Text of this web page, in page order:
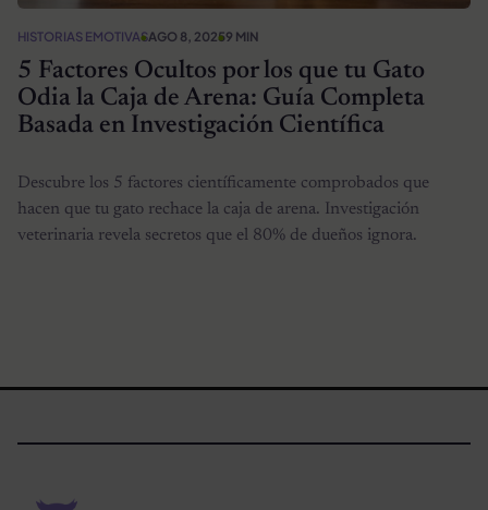
HISTORIAS EMOTIVASAGO 8, 20259 MIN
5 Factores Ocultos por los que tu Gato
Odia la Caja de Arena: Guía Completa
Basada en Investigación Científica
Descubre los 5 factores científicamente comprobados que
hacen que tu gato rechace la caja de arena. Investigación
veterinaria revela secretos que el 80% de dueños ignora.